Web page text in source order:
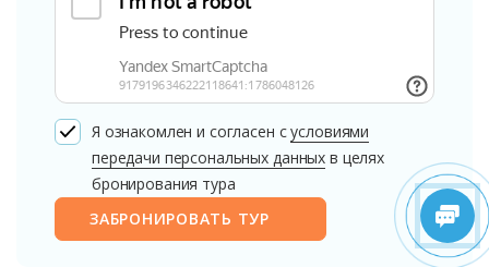
Я ознакомлен и согласен сусловиями
передачи персональных данных в целях
бронирования тура
ЗАБРОНИРОВАТЬ ТУР